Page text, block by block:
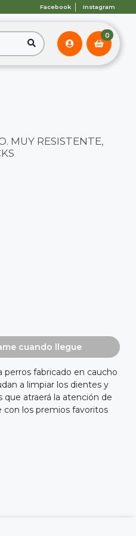
Facebook Instagram
0
MUY RESISTENTE,
cuando llegue
fabricado en caucho
a limpiar los dientes y
que atraerá la atención de
con los premios favoritos